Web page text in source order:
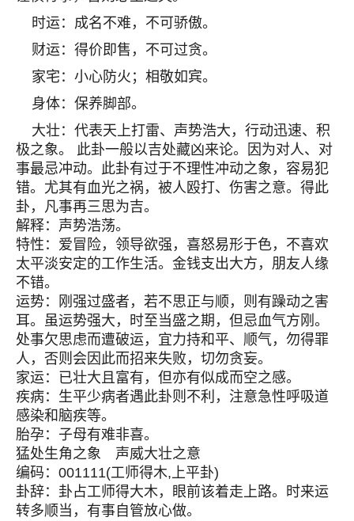
时运：成名不难，不可骄傲。
财运：得价即售，不可过贪。
家宅：小心防火；相敬如宾。
身体：保养脚部。
大壮：代表天上打雷、声势浩大，行动迅速、积
极之象。 此卦一般以吉处藏凶来论。因为对人、对
事最忌冲动。此卦有过于不理性冲动之象，容易犯
错。尤其有血光之祸，被人殴打、伤害之意。得此
卦，凡事再三思为吉。
解释：声势浩荡。
特性：爱冒险，领导欲强，喜怒易形于色，不喜欢
太平淡安定的工作生活。金钱支出大方，朋友人缘
不错。
运势：刚强过盛者，若不思正与顺，则有躁动之害
耳。虽运势强大，时至当盛之期，但忌血气方刚。
处事欠思虑而遭破运，宜力持和平、顺气，勿得罪
人，否则会因此而招来失败，切勿贪妄。
家运：已壮大且富有，但亦有似成而空之感。
疾病：生平少病者遇此卦则不利，注意急性呼吸道
感染和脑疾等。
胎孕：子母有难非喜。
猛处生角之象 声威大壮之意
编码：001111(工师得木,上平卦)
卦辞：卦占工师得大木，眼前该着走上路。时来运
转多顺当，有事自管放心做。